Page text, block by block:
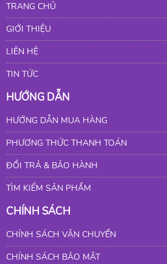
TRANG CHỦ
GIỚI THIỆU
LIÊN HỆ
TIN TỨC
HƯỚNG DẪN
HƯỚNG DẪN MUA HÀNG
PHƯƠNG THỨC THANH TOÁN
ĐỔI TRẢ & BẢO HÀNH
TÌM KIẾM SẢN PHẨM
CHÍNH SÁCH
CHÍNH SÁCH VẬN CHUYỂN
CHÍNH SÁCH BẢO MẬT